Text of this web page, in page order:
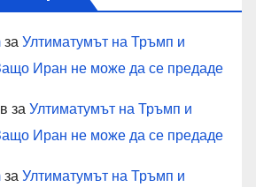
за Ултиматумът на Тръмп и
Иран не може да се предаде
за Ултиматумът на Тръмп и
Иран не може да се предаде
за Ултиматумът на Тръмп и